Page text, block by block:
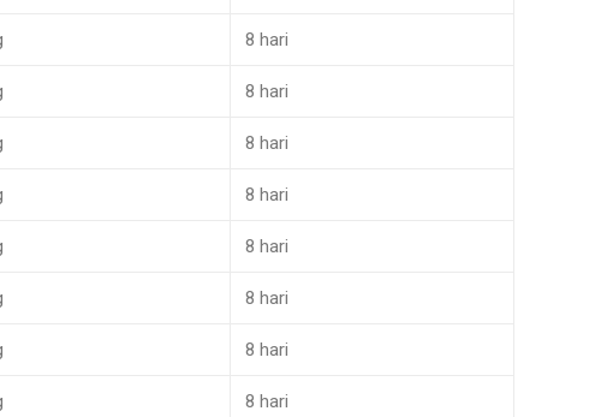
8 hari
8 hari
8 hari
8 hari
8 hari
8 hari
8 hari
8 hari